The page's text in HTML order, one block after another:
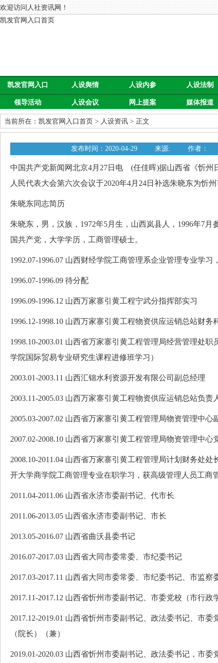
欢迎访问人社资讯网！
凯发官网入口首页
凯发官网入口
首页
人设舆情 人设内参 人设法制
领导活动 人设会议 网上提案 媒体报道
当前所在： 凯发官网入口首页 > 人设资讯 > 正文
发布时间：2020-04-29 来源: 作者：
中国共产党新闻网北京4月27日电 (任佳晖)据山西省《忻州
人民代表大会第六次会议于2020年4月24日补选朱晓东为忻
朱晓东同志简历
朱晓东，男，汉族，1972年5月生，山西岚县人，1996年7月
国共产党，大学学历，工商管理硕士。
1992.07-1996.07 山西财经学院工商管理系企业管理专业学习
1996.07-1996.09 待分配
1996.09-1996.12 山西万家寨引黄工程宁武分指挥部实习
1996.12-1998.10 山西万家寨引黄工程物资供应运销总站财务
1998.10-2003.01 山西省万家寨引黄工程管理局经营管理处职
学院国际贸易专业研究生课程进修班学习）
2003.01-2003.11 山西汇锦水利资源开发有限公司副总经理
2003.11-2005.03 山西万家寨引黄工程物资供应运销总站负责
2005.03-2007.02 山西省万家寨引黄工程管理局物资管理中心
2007.02-2008.10 山西省万家寨引黄工程管理局物资管理中
2008.10-2011.04 山西省万家寨引黄工程管理局计划财务处处
开大学商学院工商管理专业在职学习，获高级管理人员工商
2011.04-2011.06 山西省永济市委副书记、代市长
2011.06-2013.05 山西省永济市委副书记、市长
2013.05-2016.07 山西省曲沃县委书记
2016.07-2017.03 山西省大同市委常委、市纪委书记
2017.03-2017.11 山西省大同市委常委、市纪委书记、市监察
2017.11-2017.12 山西省忻州市委副书记、市委党校（市行
2017.12-2019.01 山西省忻州市委副书记、政法委书记、市
（院长）（兼）
2019.01-2020.03 山西省忻州市委副书记、政法委书记，市